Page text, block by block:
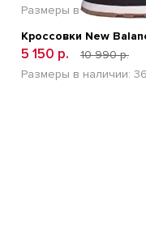
Размеры в наличии:41
Кроссовки New
5 150 р.
10 990 р.
Размеры в наличии: 36